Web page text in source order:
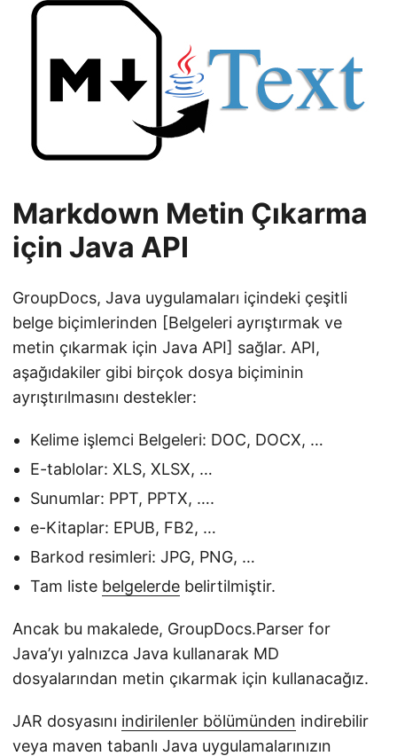
Markdown Metin Çıkarma
için Java API
GroupDocs, Java uygulamaları içindeki çeşitli
belge biçimlerinden [Belgeleri ayrıştırmak ve
metin çıkarmak için Java API] sağlar. API,
aşağıdakiler gibi birçok dosya biçiminin
ayrıştırılmasını destekler:
Kelime işlemci Belgeleri: DOC, DOCX, …
E-tablolar: XLS, XLSX, …
Sunumlar: PPT, PPTX, ….
e-Kitaplar: EPUB, FB2, …
Barkod resimleri: JPG, PNG, …
Tam liste belgelerde belirtilmiştir.
Ancak bu makalede, GroupDocs.Parser for
Java’yı yalnızca Java kullanarak MD
dosyalarından metin çıkarmak için kullanacağız.
JAR dosyasını indirilenler bölümünden indirebilir
veya maven tabanlı Java uygulamalarınızın